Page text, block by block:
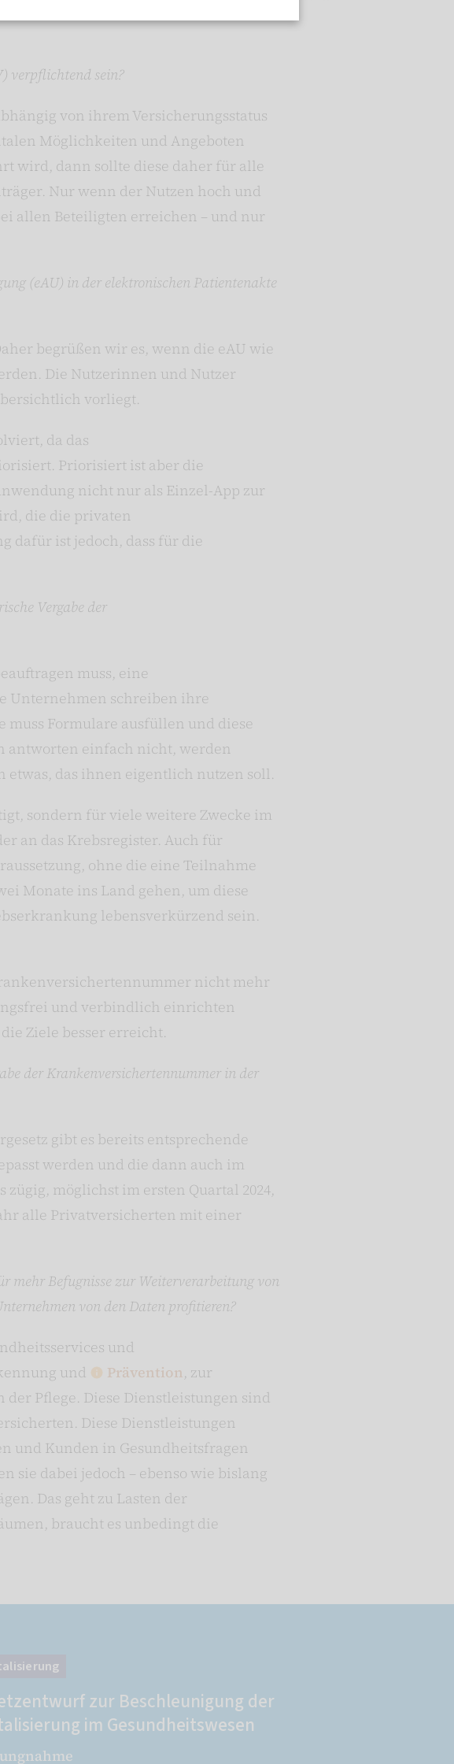
verpflichtend sein?
von ihrem Versicherungsstatus
Möglichkeiten und Angeboten
wird, dann sollte diese daher für alle
Nur wenn der Nutzen hoch und
allen Beteiligten erreichen – und nur
(eAU) in der elektronischen Patientenakte
begrüßen wir es, wenn die eAU wie
Die Nutzerinnen und Nutzer
vorliegt.
da das
Priorisiert ist aber die
nicht nur als Einzel-App zur
die die privaten
dafür ist jedoch, dass für die
Vergabe der
muss, eine
Unternehmen schreiben ihre
Formulare ausfüllen und diese
antworten einfach nicht, werden
das ihnen eigentlich nutzen soll.
sondern für viele weitere Zwecke im
an das Krebsregister. Auch für
ohne die eine Teilnahme
Monate ins Land gehen, um diese
lebensverkürzend sein.
nicht mehr
und verbindlich einrichten
Ziele besser erreicht.
der Krankenversichertennummer in der
gibt es bereits entsprechende
werden und die dann auch im
möglichst im ersten Quartal 2024,
alle Privatversicherten mit einer
mehr Befugnisse zur Weiterverarbeitung von
von den Daten profitieren?
und
und
Prävention, zur
Pflege. Diese Dienstleistungen sind
Diese Dienstleistungen
und Kunden in Gesundheitsfragen
sie dabei jedoch – ebenso wie bislang
Das geht zu Lasten der
braucht es unbedingt die
zur Beschleunigung der
im Gesundheitswesen